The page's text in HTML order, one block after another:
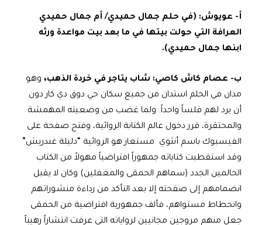
أ‌- عويوش: (في حلم جمال حميدي/ أم جمال حميدي
العرافة التي حولت بيتها في ما بعد بيت مواعدة ورثه
ابنها جمال حميدي).
ب‌- عصام كاش كاصي: شاب يتاجر في خردة الذهب، وهو
مدان في الحلم استدان من جميع سكان حي دوق دي كار دون
أن يرد لهم فلساً واحداً. ولما غضب من وضعيته المهمشة
والمحتقرة، قرر دخول عالم الكتابة الروائية، وفتح صفحة على
الفيسبوك باسم أنثوي مستعار هو الروائية “دليلة غندريش”
وقد استقطبت كتاباته جمهوراً افتراضياً مهولاً من الكتاب
الحالمين الجدد (سماهم الحمقى والمغفلين) وكان لا يقبل
انضمامهم إلى صفحته إلا بعد التأكد من رداءة منشوراتهم
وانحطاط مستواهم، فألف جمهورية افتراضية من الحمقى
جعل منهم مروجين مجانيين لرواياته التي عرفت انتشاراً رهيباً